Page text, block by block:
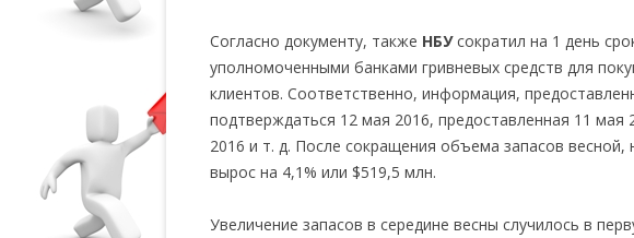
Согласно документу, также НБУсократил на 1 день
уполномоченными банками гривневых средств для
клиентов. Соответственно, информация,
подтверждаться 12 мая 2016, предоставленная 11
2016 и т. д. После сокращения объема запасов
вырос на 4,1% или $519,5 млн.
Увеличение запасов в середине весны случилось в